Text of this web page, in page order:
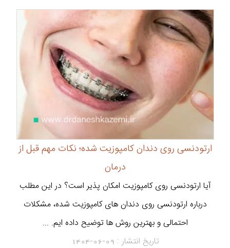
ارتودنسی روی دندان کامپوزیت شده؛ نکات مهم قبل از
درمان
آیا ارتودنسی روی کامپوزیت امکان پذیر است؟ در این مطلب
درباره ارتودنسی روی دندان های کامپوزیت شده، مشکلات
احتمالی و بهترین روش ها توضیح داده ایم. ...
تاریخ انتشار : 1404-06-09